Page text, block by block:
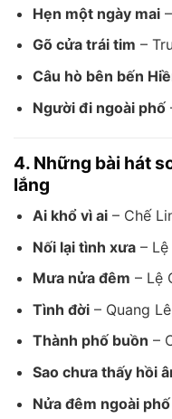
Hẹn một ngày mai–
Gõ cửa trái tim –
Câu hò bên bến
Người đi ngoài phố
4. Những bài hát
lắng
Ai khổ vì ai– Chế
Nối lại tình xưa– Lệ
Mưa nửa đêm – Lệ
Tình đời– Quang
Thành phố buồn –
Sao chưa thấy hồi
Nửa đêm ngoài phố